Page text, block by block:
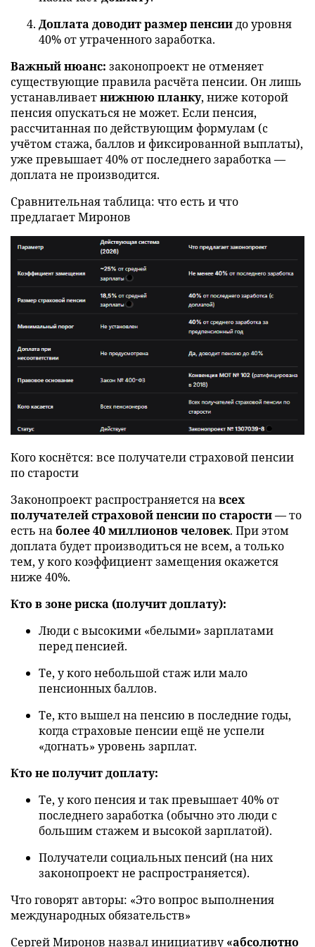
Доплата доводит размер пенсиидо уровня
40% от утраченного заработка.
Важный нюанс: законопроект не отменяет
существующие правила расчёта пенсии. Он лишь
устанавливаетнижнюю планку, ниже которой
пенсия опускаться не может. Если пенсия,
рассчитанная по действующим формулам (с
учётом стажа, баллов и фиксированной выплаты),
уже превышает 40% от последнего заработка —
доплата не производится.
Сравнительная таблица: что есть и что
предлагает Миронов
Кого коснётся: все получатели страховой пенсии
по старости
Законопроект распространяется навсех
получателей страховой пенсии по старости— то
есть наболее 40 миллионов человек. При этом
доплата будет производиться не всем, а только
тем, у кого коэффициент замещения окажется
ниже 40%.
Кто в зоне риска (получит доплату):
Люди с высокими «белыми» зарплатами
перед пенсией.
Те, у кого небольшой стаж или мало
пенсионных баллов.
Те, кто вышел на пенсию в последние годы,
когда страховые пенсии ещё не успели
«догнать» уровень зарплат.
Кто не получит доплату:
Те, у кого пенсия и так превышает 40% от
последнего заработка (обычно это люди с
большим стажем и высокой зарплатой).
Получатели социальных пенсий (на них
законопроект не распространяется).
Что говорят авторы: «Это вопрос выполнения
международных обязательств»
Сергей Миронов назвал инициативу «абсолютно